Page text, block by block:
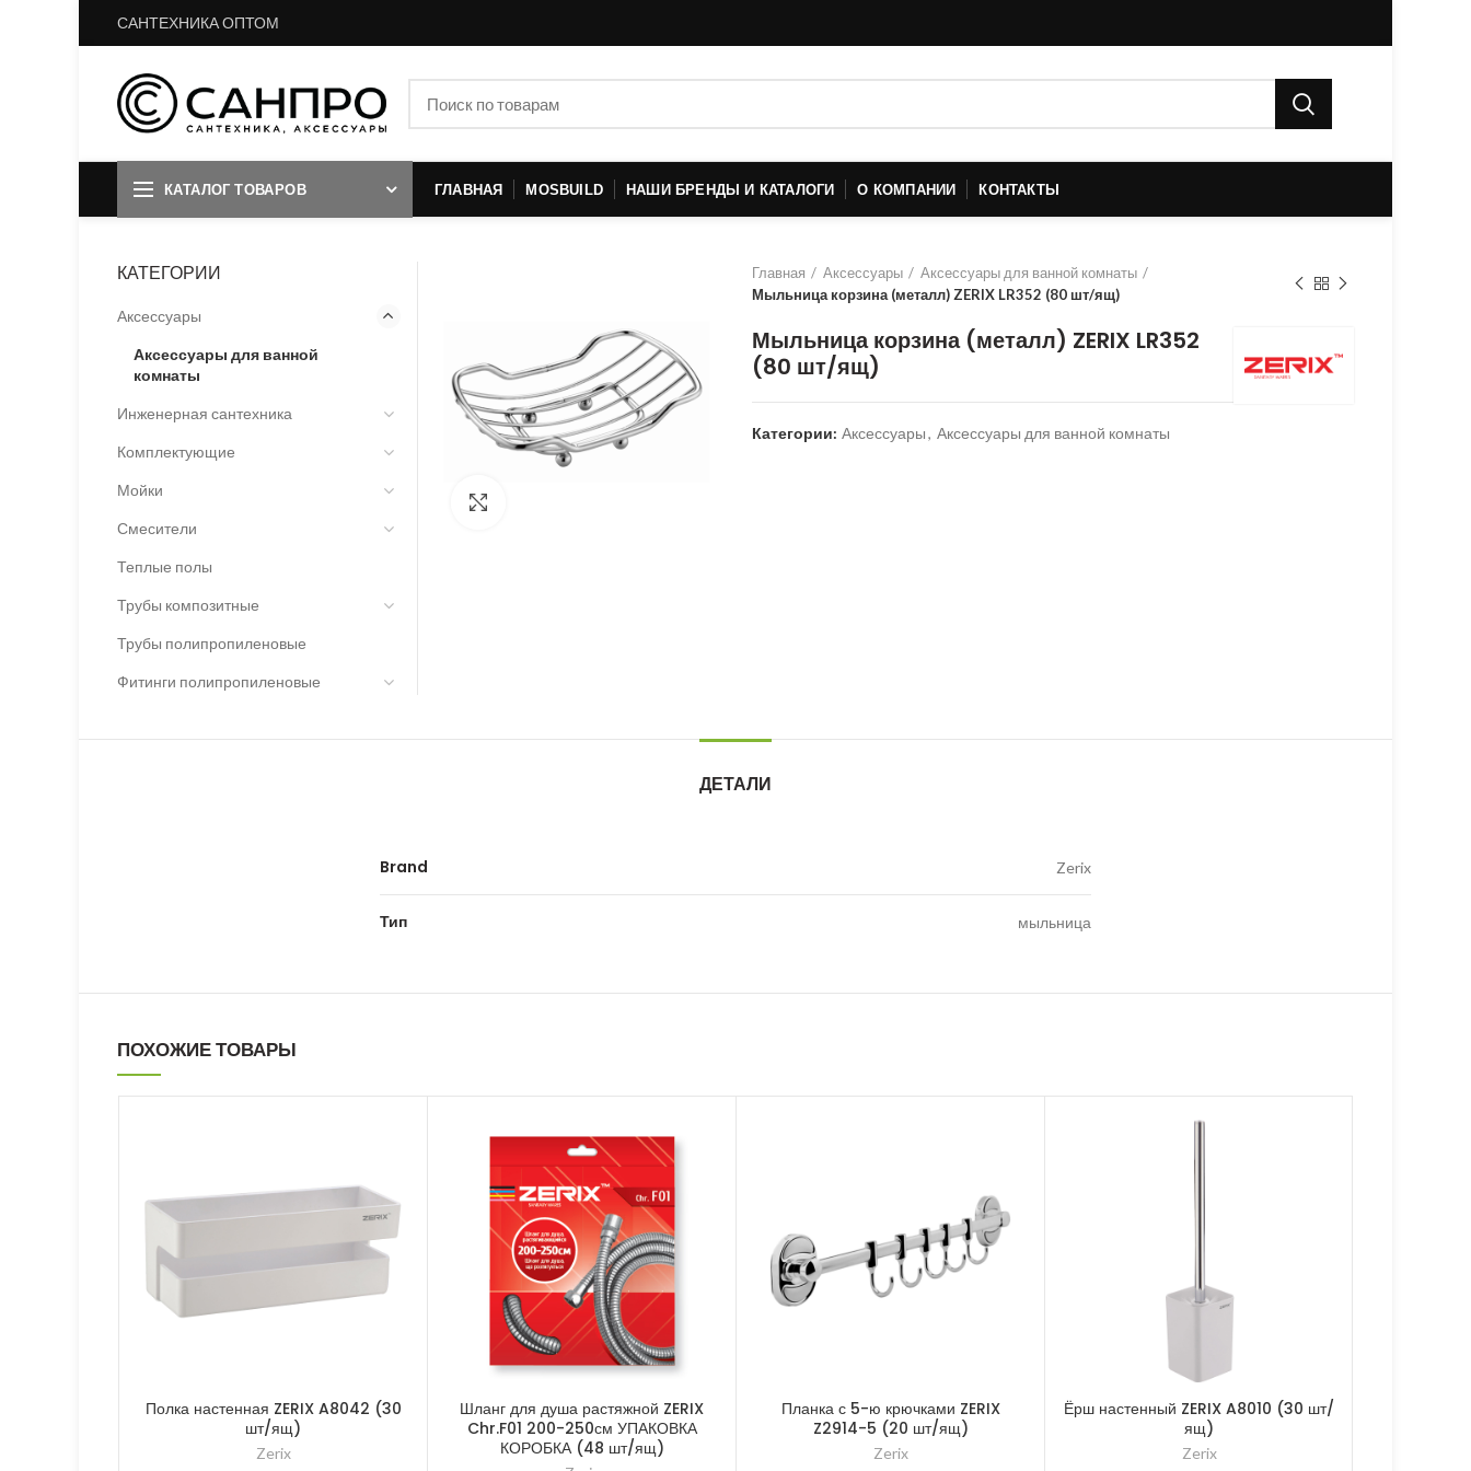
САНТЕХНИКА ОПТОМ
КАТАЛОГ ТОВАРОВ ГЛАВНАЯ MOSBUILD НАШИ БРЕНДЫ И КАТАЛОГИ О КОМПАНИИ КОНТАКТЫ
Главная Аксессуары
Аксессуары для ванной комнаты
Мыльница корзина (металл) ZERIX LR352 (80 шт/ящ)
Мыльница корзина (металл) ZERIX LR352
(80 шт/ящ)
Категории: Аксессуары, Аксессуары для ванной комнаты
КАТЕГОРИИ
Аксессуары
Аксессуары для ванной
комнаты
Инженерная сантехника
Комплектующие
Мойки
Смесители
Теплые полы
Трубы композитные
Трубы полипропиленовые
Фитинги полипропиленовые
ДЕТАЛИ
Brand Zerix
Тип мыльница
ПОХОЖИЕ ТОВАРЫ
Полка настенная ZERIX A8042 (30
шт/ящ)
Zerix
Шланг для душа растяжной ZERIX
Chr.F01 200-250см УПАКОВКА
КОРОБКА (48 шт/ящ)
Планка с 5-ю крючками ZERIX
Z2914-5 (20 шт/ящ)
Zerix
Ёрш настенный ZERIX A8010 (30 шт/
ящ)
Zerix